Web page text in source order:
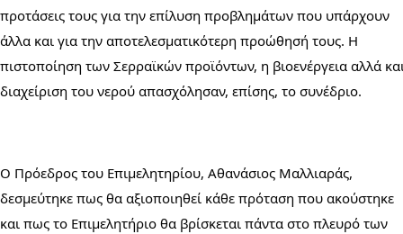
προτάσεις τους για την επίλυση προβλημάτων που υπάρχουν
άλλα και για την αποτελεσματικότερη προώθησή τους. Η
πιστοποίηση των Σερραϊκών προϊόντων, η βιοενέργεια αλλά
διαχείριση του νερού απασχόλησαν, επίσης, το συνέδριο.
Ο Πρόεδρος του Επιμελητηρίου, Αθανάσιος Μαλλιαράς,
δεσμεύτηκε πως θα αξιοποιηθεί κάθε πρόταση που ακούστηκε
και πως το Επιμελητήριο θα βρίσκεται πάντα στο πλευρό των